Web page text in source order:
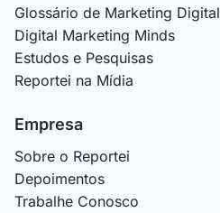
Glossário de Marketing Digital
Digital Marketing Minds
Estudos e Pesquisas
Reportei na Mídia
Empresa
Sobre o Reportei
Depoimentos
Trabalhe Conosco